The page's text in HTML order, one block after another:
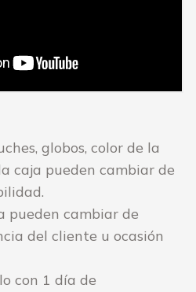
globos, color de la
caja pueden cambiar de
pueden cambiar de
del cliente u ocasión
con 1 día de